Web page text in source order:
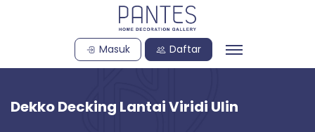
Masuk Daftar
Dekko Decking Lantai Viridi Ulin